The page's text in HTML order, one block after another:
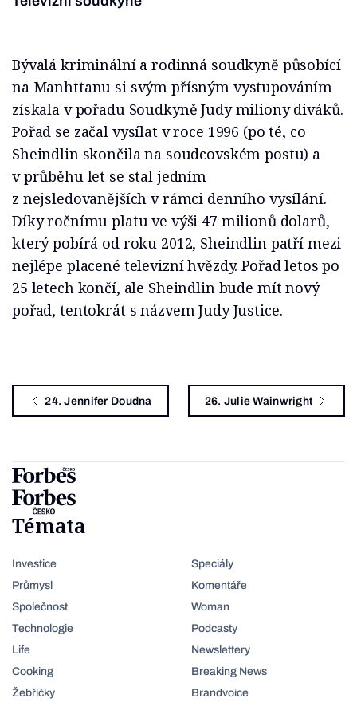
Bývalá kriminální a rodinná soudkyně působící
na Manhttanu si svým přísným vystupováním
získala v pořadu Soudkyně Judy miliony diváků.
Pořad se začal vysílat v roce 1996 (po té, co
Sheindlin skončila na soudcovském postu) a
v průběhu let se stal jedním
z nejsledovanějších v rámci denního vysílání.
Díky ročnímu platu ve výši 47 milionů dolarů,
který pobírá od roku 2012, Sheindlin patří mezi
nejlépe placené televizní hvězdy. Pořad letos po
25 letech končí, ale Sheindlin bude mít nový
pořad, tentokrát s názvem Judy Justice.
24. Jennifer Doudna 26. Julie Wainwright
Témata
Investice
Průmysl
Společnost
Technologie
Life
Cooking
Žebříčky
Speciály
Komentáře
Woman
Podcasty
Newslettery
Breaking News
Brandvoice